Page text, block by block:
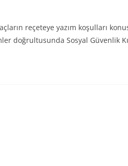
reçeteye yazım koşulları
doğrultusunda Sosyal Güvenlik